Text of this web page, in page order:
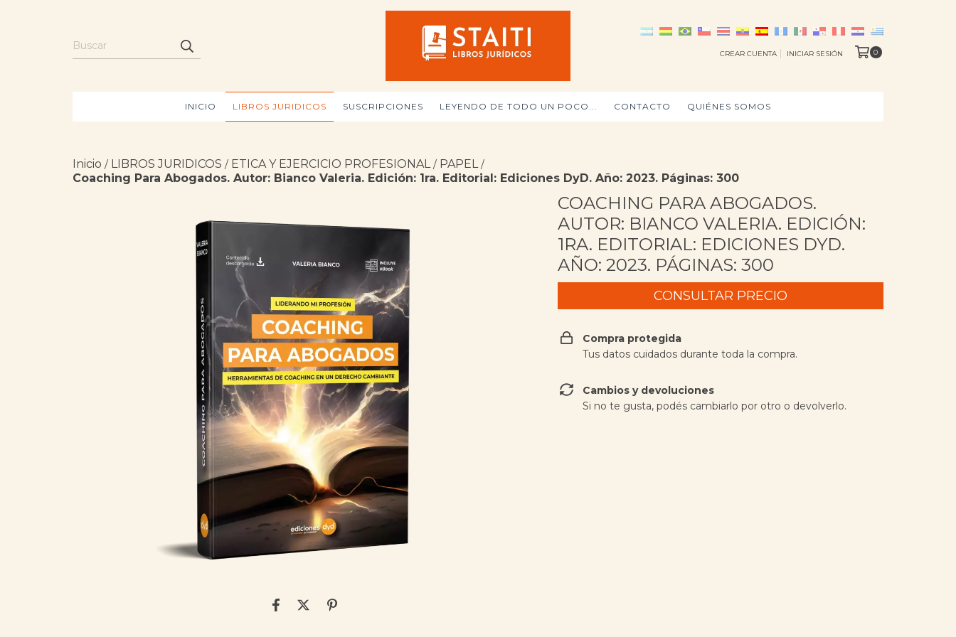
CREAR CUENTA INICIAR SESIÓN 0
INICIO LIBROS JURIDICOS SUSCRIPCIONES LEYENDO DE TODO UN POCO... CONTACTO QUIÉNES SOMOS
Inicio / LIBROS JURIDICOS / ETICA Y EJERCICIO PROFESIONAL / PAPEL /
Coaching Para Abogados. Autor: Bianco Valeria. Edición: 1ra. Editorial: Ediciones DyD. Año: 2023. Páginas: 300
COACHING PARA ABOGADOS.
AUTOR: BIANCO VALERIA. EDICIÓN:
1RA. EDITORIAL: EDICIONES DYD.
AÑO: 2023. PÁGINAS: 300
Compra protegida
Tus datos cuidados durante toda la compra.
Cambios y devoluciones
Si no te gusta, podés cambiarlo por otro o devolverlo.